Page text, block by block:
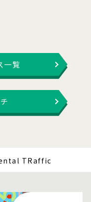
一覧
TRaffic